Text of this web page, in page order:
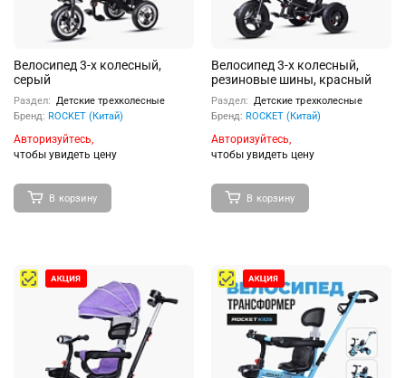
Велосипед 3-х колесный,
серый
Раздел: Детские трехколесные
Бренд: ROCKET (Китай)
Авторизуйтесь,
чтобы увидеть цену
В корзину
Велосипед 3-х колесный,
резиновые шины, красный
Раздел: Детские трехколесные
Бренд: ROCKET (Китай)
Авторизуйтесь,
чтобы увидеть цену
В корзину